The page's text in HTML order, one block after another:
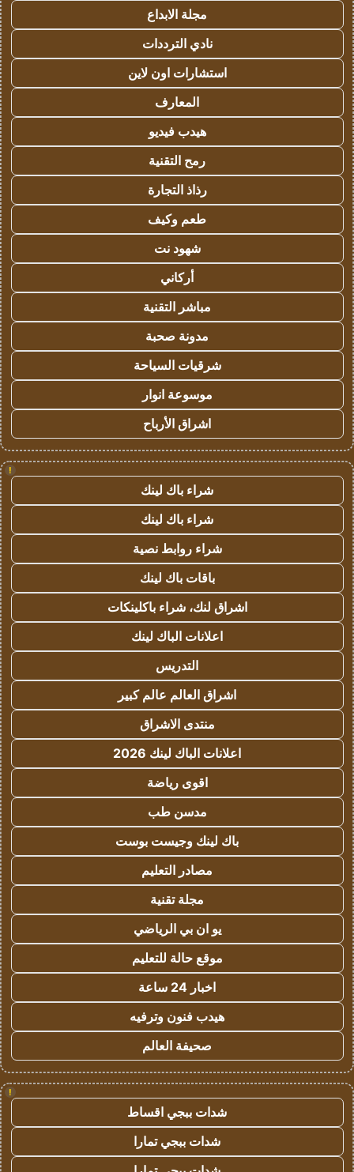
مجلة الابداع
نادي الترددات
استشارات اون لاين
المعارف
هيدب فيديو
رمح التقنية
رذاذ التجارة
طعم وكيف
شهود نت
أركاني
مباشر التقنية
مدونة صحبة
شرقيات السياحة
موسوعة انوار
اشراق الأرباح
!
شراء باك لينك
شراء باك لينك
شراء روابط نصية
باقات باك لينك
اشراق لنك، شراء باكلينكات
اعلانات الباك لينك
التدريس
اشراق العالم عالم كبير
منتدى الاشراق
اعلانات الباك لينك 2026
اقوى رياضة
مدسن طب
باك لينك وجيست بوست
مصادر التعليم
مجلة تقنية
يو ان بي الرياضي
موقع حالة للتعليم
اخبار 24 ساعة
هيدب فنون وترفيه
صحيفة العالم
!
شدات ببجي اقساط
شدات ببجي تمارا